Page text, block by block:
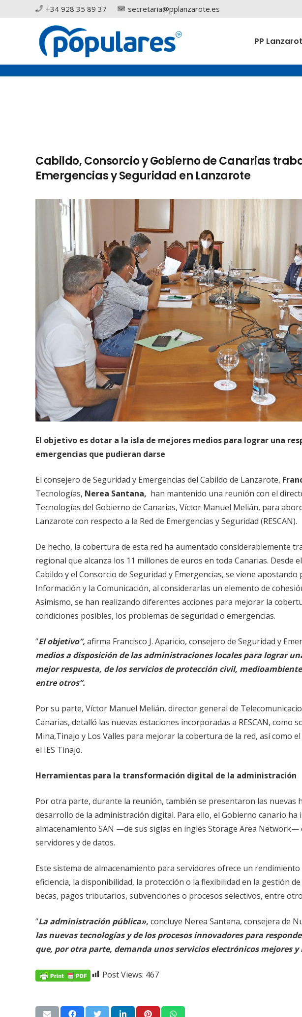
+34 928 35 89 37 secretaria@pplanzarote.es
PP
Cabildo, Consorcio y Gobierno de Canarias
Emergencias y Seguridad en Lanzarote
El objetivo es dotar a la isla de mejores medios para lograr una
emergencias que pudieran darse
El consejero de Seguridad y Emergencias del Cabildo de Lanzarote,
Tecnologías, Nerea Santana, han mantenido una reunión con el
Tecnologías del Gobierno de Canarias, Víctor Manuel Melián, para
Lanzarote con respecto a la Red de Emergencias y Seguridad (RESCAN).
De hecho, la cobertura de esta red ha aumentado considerablemente
regional que alcanza los 11 millones de euros en toda Canarias. Desde
Cabildo y el Consorcio de Seguridad y Emergencias, se viene
Información y la Comunicación, al considerarlas un elemento de
Asimismo, se han realizando diferentes acciones para mejorar la
condiciones posibles, los problemas de seguridad o emergencias.
“El objetivo”, afirma Francisco J. Aparicio, consejero de Seguridad y
medios a disposición de las administraciones locales para lograr
mejor respuesta, de losservicios de protección civil,
entre otros”.
Por su parte, Víctor Manuel Melián, director general de
Canarias, detalló las nuevas estaciones incorporadas a RESCAN, como
Mina,Tinajo y Los Valles para mejorar la cobertura de la red, así como
el IES Tinajo.
Herramientas para la transformación digital de la administración
Por otra parte, durante la reunión, también se presentaron las
desarrollo de la administración digital. Para ello, el Gobierno canario
almacenamiento SAN —de sus siglas en inglés Storage Area Network—
servidores y de datos.
Este sistema de almacenamiento para servidores ofrece un
eficiencia, la disponibilidad, la protección o la flexibilidad en la gestión
becas, pagos tributarios, subvenciones o procesos selectivos, entre
“La administración pública», concluye Nerea Santana, consejera de
las nuevas tecnologías y de los procesos innovadores para
que, por otra parte, demanda unos servicios electrónicos mejores y
Post Views: 467